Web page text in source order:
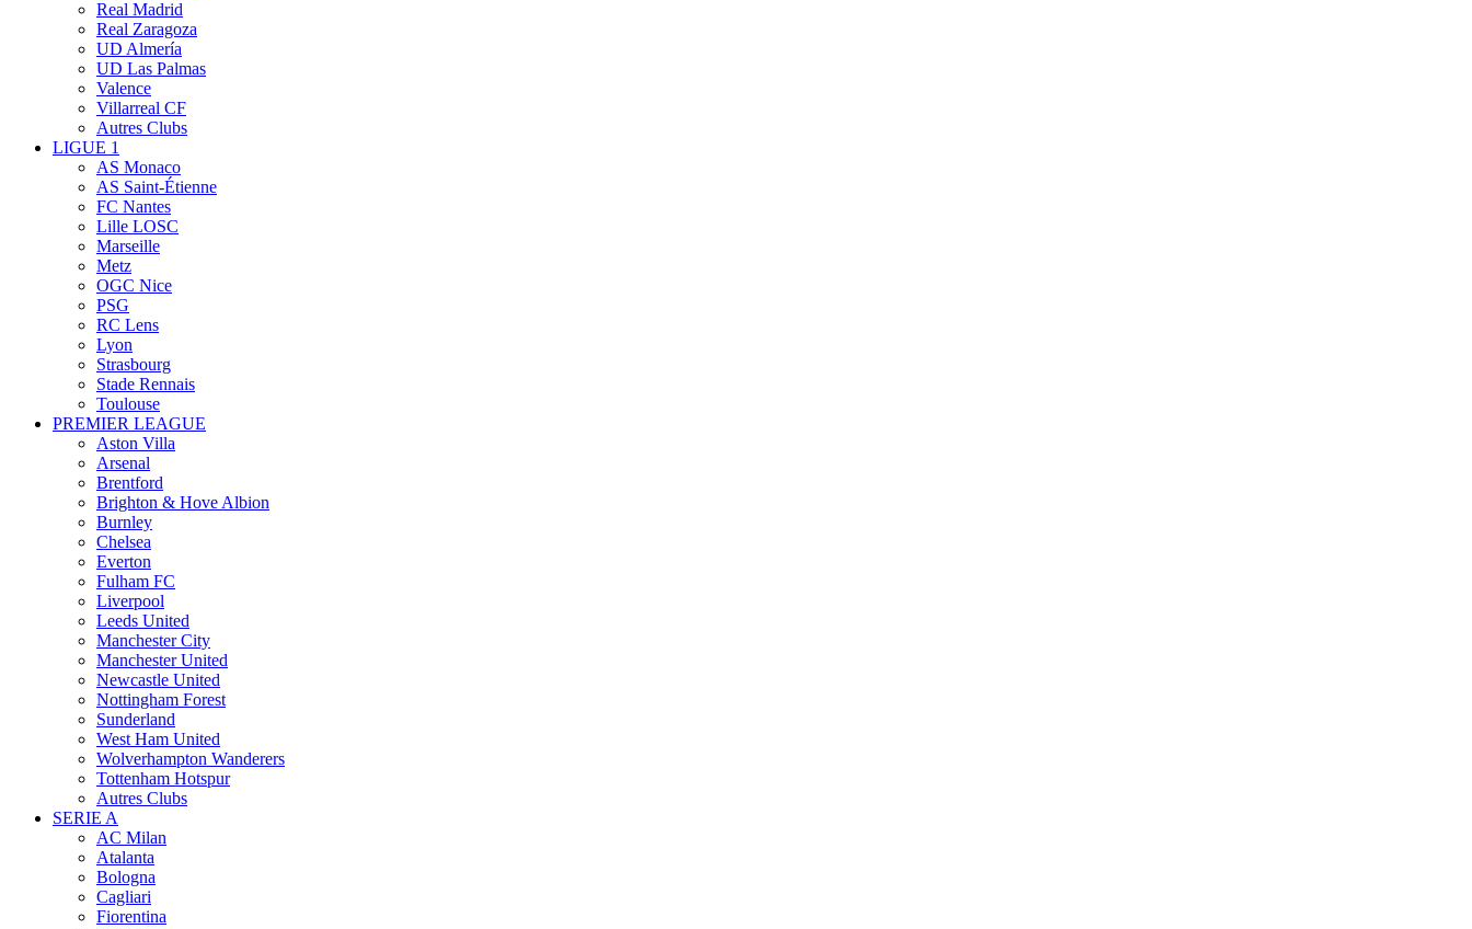
Real Madrid
Real Zaragoza
UD Almería
UD Las Palmas
Valence
Villarreal CF
Autres Clubs
LIGUE 1
AS Monaco
AS Saint-Étienne
FC Nantes
Lille LOSC
Marseille
Metz
OGC Nice
PSG
RC Lens
Lyon
Strasbourg
Stade Rennais
Toulouse
PREMIER LEAGUE
Aston Villa
Arsenal
Brentford
Brighton & Hove Albion
Burnley
Chelsea
Everton
Fulham FC
Liverpool
Leeds United
Manchester City
Manchester United
Newcastle United
Nottingham Forest
Sunderland
West Ham United
Wolverhampton Wanderers
Tottenham Hotspur
Autres Clubs
SERIE A
AC Milan
Atalanta
Bologna
Cagliari
Fiorentina